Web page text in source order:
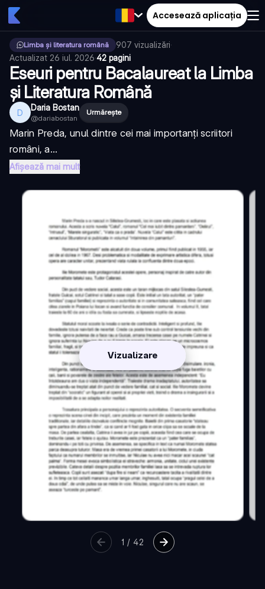
Accesează aplicația
Limba și literatura română 907 vizualizări·
Actualizat 26 iul. 2026·42 pagini
Eseuri pentru Bacalaureat la Limba
și Literatura Română
D Daria Bostan
@dariabostan
Urmărește
Marin Preda, unul dintre cei mai importanți scriitori
români, a...
Afișează mai mult
Vizualizare
1 / 42